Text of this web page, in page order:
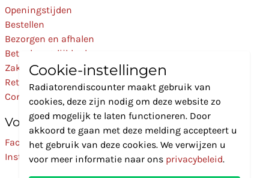
Openingstijden
Bestellen
Bezorgen en afhalen
Betaalmogelijkheden
Zakelijk
Retourneren
Contact
Volg Ons
Facebook
Instagram
Cookie-instellingen
Radiatorendiscounter maakt gebruik van
cookies, deze zijn nodig om deze website zo
goed mogelijk te laten functioneren. Door
akkoord te gaan met deze melding accepteert u
het gebruik van deze cookies. We verwijzen u
voor meer informatie naar ons privacybeleid.